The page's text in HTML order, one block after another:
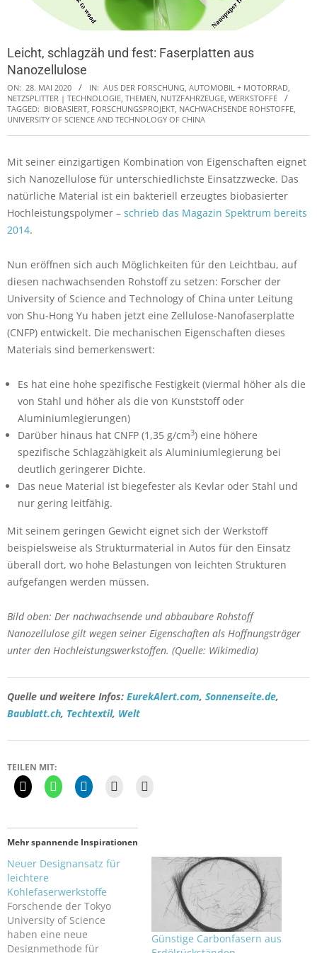
Leicht, schlagzäh und fest: Faserplatten aus
Nanozellulose
ON: 28. MAI 2020 IN: AUS DER FORSCHUNG, AUTOMOBIL + MOTORRAD,
NETZSPLITTER | TECHNOLOGIE, THEMEN, NUTZFAHRZEUGE, WERKSTOFFE
TAGGED: BIOBASIERT, FORSCHUNGSPROJEKT, NACHWACHSENDE ROHSTOFFE,
UNIVERSITY OF SCIENCE AND TECHNOLOGY OF CHINA
Mit seiner einzigartigen Kombination von Eigenschaften eignet
sich Nanozellulose für unterschiedlichste Einsatzzwecke. Das
natürliche Material ist ein bakteriell erzeugtes biobasierter
Hochleistungspolymer – schrieb das Magazin Spektrum bereits
2014.
Nun eröffnen sich auch Möglichkeiten für den Leichtbau, auf
diesen nachwachsenden Rohstoff zu setzen: Forscher der
University of Science and Technology of China unter Leitung
von Shu-Hong Yu haben jetzt eine Zellulose-Nanofaserplatte
(CNFP) entwickelt. Die mechanischen Eigenschaften dieses
Materials sind bemerkenswert:
Es hat eine hohe spezifische Festigkeit (viermal höher als die
von Stahl und höher als die von Kunststoff oder
Aluminiumlegierungen)
Darüber hinaus hat CNFP (1,35 g/cm3) eine höhere
spezifische Schlagzähigkeit als Aluminiumlegierung bei
deutlich geringerer Dichte.
Das neue Material ist biegefester als Kevlar oder Stahl und
nur gering leitfähig.
Mit seinem geringen Gewicht eignet sich der Werkstoff
beispielsweise als Strukturmaterial in Autos für den Einsatz
überall dort, wo hohe Belastungen von leichten Strukturen
aufgefangen werden müssen.
Bild oben: Der nachwachsende und abbaubare Rohstoff
Nanozellulose gilt wegen seiner Eigenschaften als Hoffnungsträger
unter den Hochleistungswerkstoffen. (Quelle: Wikimedia)
Quelle und weitere Infos: EurekAlert.com, Sonnenseite.de,
Baublatt.ch, Techtextil, Welt
TEILEN MIT:
Mehr spannende Inspirationen
Neuer Designansatz für
leichtere
Kohlefaserwerkstoffe
Forschende der Tokyo
University of Science
haben eine neue
Designmethode für
Günstige Carbonfasern aus